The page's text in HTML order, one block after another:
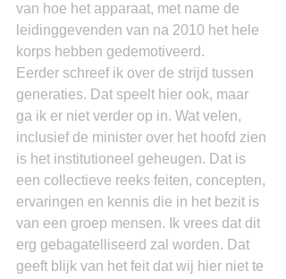
van hoe het apparaat, met name de
leidinggevenden van na 2010 het hele
korps hebben gedemotiveerd.
Eerder schreef ik over de strijd tussen
generaties. Dat speelt hier ook, maar
ga ik er niet verder op in. Wat velen,
inclusief de minister over het hoofd zien
is het institutioneel geheugen. Dat is
een collectieve reeks feiten, concepten,
ervaringen en kennis die in het bezit is
van een groep mensen. Ik vrees dat dit
erg gebagatelliseerd zal worden. Dat
geeft blijk van het feit dat wij hier niet te